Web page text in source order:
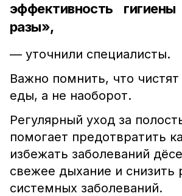
эффективность
разы»,
— уточнили специалисты.
Важно помнить, что
еды, а не наоборот.
Регулярный уход за
помогает предотвратить
избежать заболеваний
свежее дыхание и снизить
системных заболеваний.